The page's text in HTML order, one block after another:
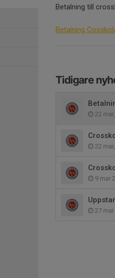
Betalning till
Betalning
Tidigare
22
22
9 mar
27